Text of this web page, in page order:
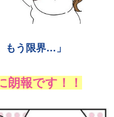
もう限界…」
朗報です！！